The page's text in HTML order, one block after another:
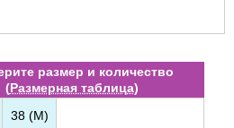
размер и количество
(Размерная таблица)
38 (M)